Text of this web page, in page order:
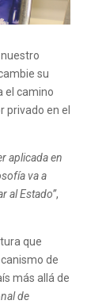
su
el camino
privado en el
aplicada en
va a
al Estado”,
que
de
más allá de
de